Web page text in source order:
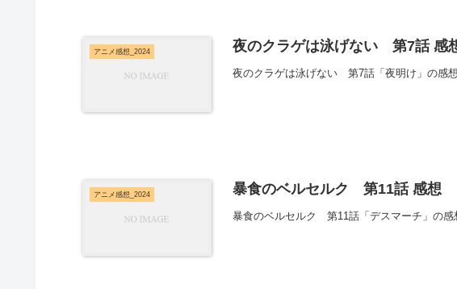
アニメ感想_2024 夜のクラゲは泳げない 第7話 感
夜のクラゲは泳げない 第7話「夜明け」の感想
アニメ感想_2024 暴食のベルセルク 第11話 感想
暴食のベルセルク 第11話「デスマーチ」の感